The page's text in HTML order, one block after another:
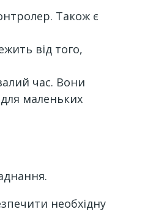
Також є
від того,
час. Вони
маленьких
необхідну